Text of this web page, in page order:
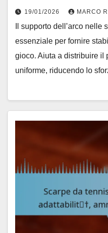
19/01/2026 MARCO
Il supporto dell’arco nelle
essenziale per fornire
gioco. Aiuta a distribuire il
uniforme, riducendo lo